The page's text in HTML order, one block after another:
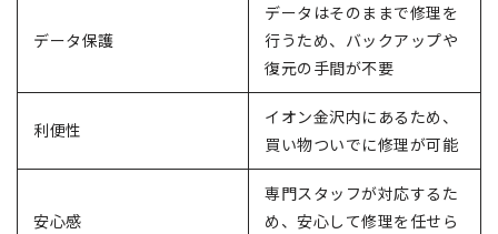
データ保護
データはそのままで修理を
行うため、バックアップや
復元の手間が不要
利便性
イオン金沢内にあるため、
買い物ついでに修理が可能
安心感
専門スタッフが対応するた
め、安心して修理を任せら